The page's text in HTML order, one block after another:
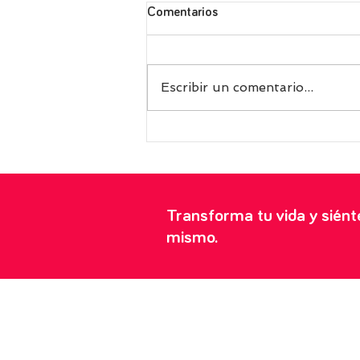
Comentarios
Escribir un comentario...
Transforma tu vida y
mismo.